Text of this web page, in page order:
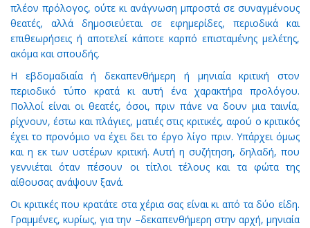
πλέον πρόλογος, ούτε κι ανάγνωση μπροστά σε συναγμένους
θεατές, αλλά δημοσιεύεται σε εφημερίδες, περιοδικά και
επιθεωρήσεις ή αποτελεί κάποτε καρπό επισταμένης μελέτης,
ακόμα και σπουδής.
Η εβδομαδιαία ή δεκαπενθήμερη ή μηνιαία κριτική στον
περιοδικό τύπο κρατά κι αυτή ένα χαρακτήρα προλόγου.
Πολλοί είναι οι θεατές, όσοι, πριν πάνε να δουν μια ταινία,
ρίχνουν, έστω και πλάγιες, ματιές στις κριτικές, αφού ο κριτικός
έχει το προνόμιο να έχει δει το έργο λίγο πριν. Υπάρχει όμως
και η εκ των υστέρων κριτική. Αυτή η συζήτηση, δηλαδή, που
γεννιέται όταν πέσουν οι τίτλοι τέλους και τα φώτα της
αίθουσας ανάψουν ξανά.
Οι κριτικές που κρατάτε στα χέρια σας είναι κι από τα δύο είδη.
Γραμμένες, κυρίως, για την –δεκαπενθήμερη στην αρχή, μηνιαία